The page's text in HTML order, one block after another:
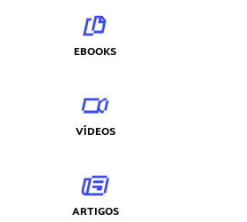
EBOOKS
VÍDEOS
ARTIGOS